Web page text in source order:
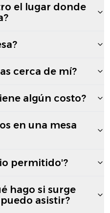
el lugar donde
cerca de mí?
algún costo?
en una mesa
permitido'?
hago si surge
asistir?